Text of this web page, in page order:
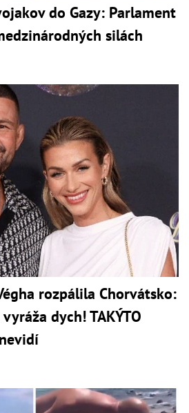
do Gazy: Parlament
silách
rozpálila Chorvátsko:
dych! TAKÝTO